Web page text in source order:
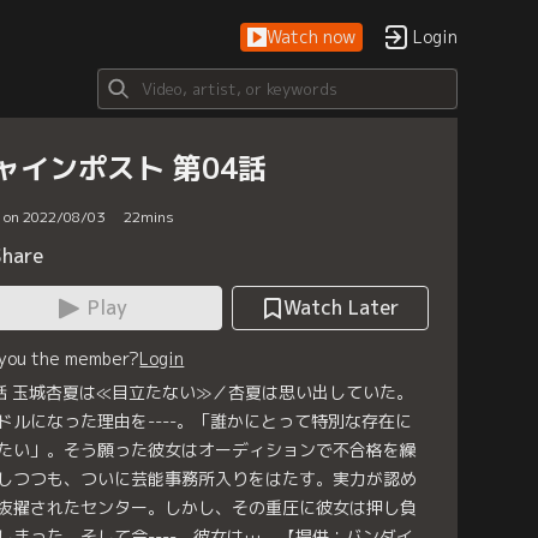
Watch now Login
インポスト 第04話
on 2022/08/03 22mins
Play
Watch Later
the member?Login
玉城杏夏は≪目立たない≫／杏夏は思い出していた。
ルになった理由を----。「誰かにとって特別な存在に
い」。そう願った彼女はオーディションで不合格を繰
つつも、ついに芸能事務所入りをはたす。実力が認め
擢されたセンター。しかし、その重圧に彼女は押し負